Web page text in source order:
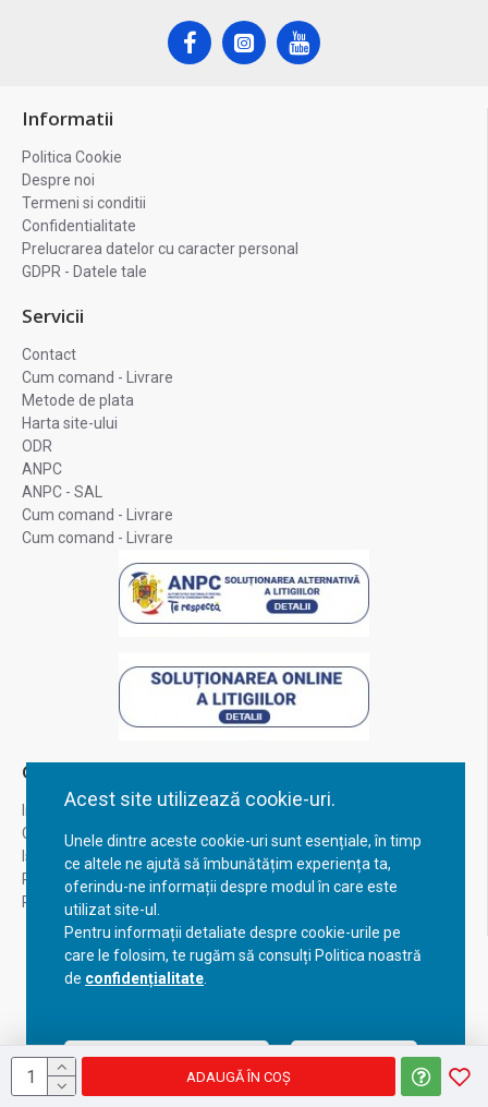
Acest site utilizează cookie-uri.
Unele dintre aceste cookie-uri sunt esențiale, în timp
ce altele ne ajută să îmbunătățim experiența ta,
oferindu-ne informații despre modul în care este
utilizat site-ul.
Pentru informații detaliate despre cookie-urile pe
care le folosim, te rugăm să consulți Politica noastră
de confidențialitate
Acceptă setările curente Configurează
ADAUGĂ ÎN COŞ
Informatii
Politica Cookie
Despre noi
Termeni si conditii
Confidentialitate
Prelucrarea datelor cu caracter personal
GDPR - Datele tale
Servicii
Contact
Cum comand - Livrare
Metode de plata
Harta site-ului
ODR
ANPC
ANPC - SAL
Cum comand - Livrare
Cum comand - Livrare
Contul Meu
Inregistrare
Contul meu
Istoric comenzi
Recuperare parola
Returnare produs
Copyright © 2023, BravoShop, toate drepturile rezervate!